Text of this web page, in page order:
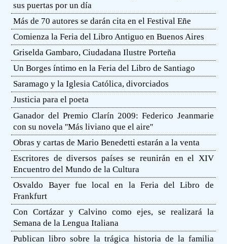
sus puertas por un día
Más de 70 autores se darán cita en el Festival Eñe
Comienza la Feria del Libro Antiguo en Buenos Aires
Griselda Gambaro, Ciudadana Ilustre Porteña
Un Borges íntimo en la Feria del Libro de Santiago
Saramago y la Iglesia Católica, divorciados
Justicia para el poeta
Ganador del Premio Clarín 2009: Federico Jeanmarie
con su novela ''Más liviano que el aire''
Obras y cartas de Mario Benedetti estarán a la venta
Escritores de diversos países se reunirán en el XIV
Encuentro del Mundo de la Cultura
Osvaldo Bayer fue local en la Feria del Libro de
Frankfurt
Con Cortázar y Calvino como ejes, se realizará la
Semana de la Lengua Italiana
Publican libro sobre la trágica historia de la familia